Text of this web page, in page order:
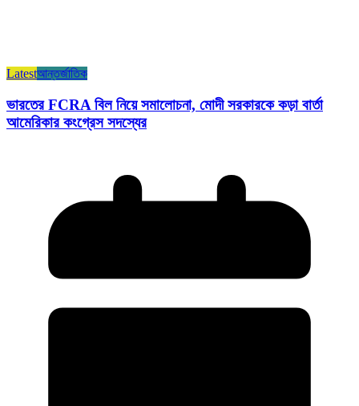
Latestআন্তর্জাতিক
ভারতের FCRA বিল নিয়ে সমালোচনা, মোদী সরকারকে কড়া বার্তা
আমেরিকার কংগ্রেস সদস্যের